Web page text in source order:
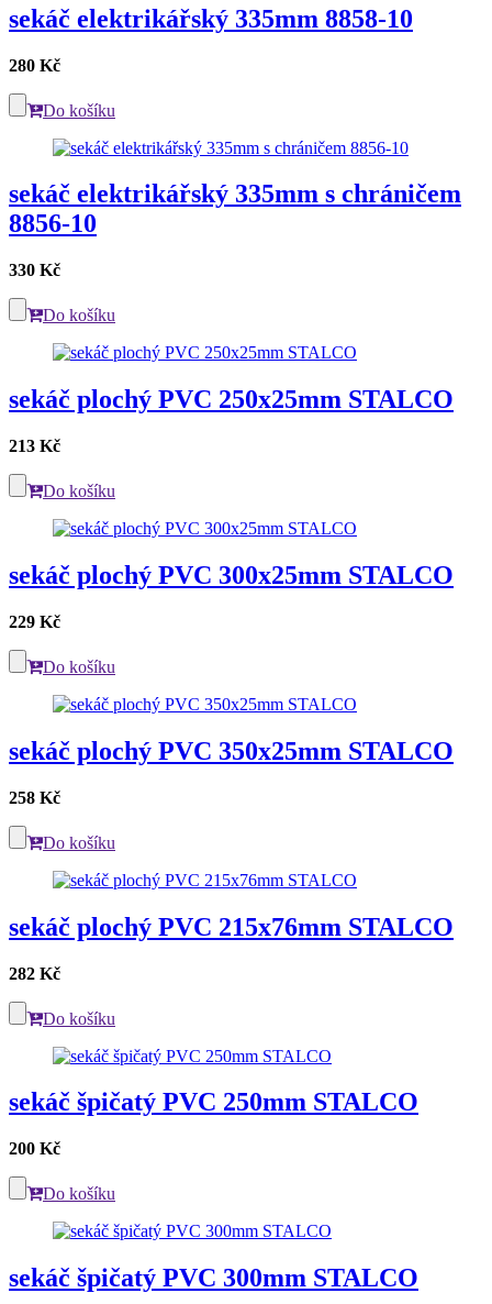
sekáč elektrikářský 335mm 8858-10
280 Kč
Do košíku
sekáč elektrikářský 335mm s chráničem
8856-10
330 Kč
Do košíku
sekáč plochý PVC 250x25mm STALCO
213 Kč
Do košíku
sekáč plochý PVC 300x25mm STALCO
229 Kč
Do košíku
sekáč plochý PVC 350x25mm STALCO
258 Kč
Do košíku
sekáč plochý PVC 215x76mm STALCO
282 Kč
Do košíku
sekáč špičatý PVC 250mm STALCO
200 Kč
Do košíku
sekáč špičatý PVC 300mm STALCO